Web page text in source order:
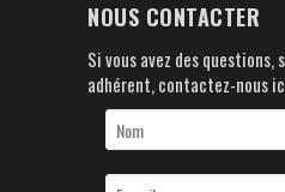
NOUS CONTACTER
Si vous avez des questions,
adhérent, contactez-nous